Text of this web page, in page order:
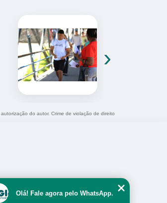
›
do autor. Crime de violação de direito
Olá! Fale agora pelo WhatsApp.